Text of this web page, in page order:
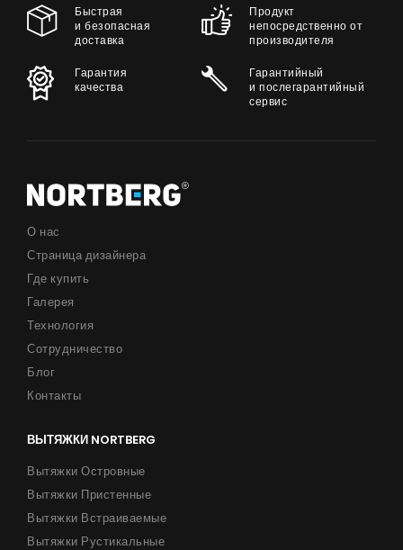
Быстрая
и безопасная
доставка
Продукт
непосредственно от
производителя
Гарантия
качества
Гарантийный
и послегарантийный
сервис
О нас
Страница дизайнера
Где купить
Галерея
Технология
Сотрудничество
Блог
Контакты
ВЫТЯЖКИ NORTBERG
Вытяжки Островные
Вытяжки Пристенные
Вытяжки Встраиваемые
Вытяжки Рустикальные